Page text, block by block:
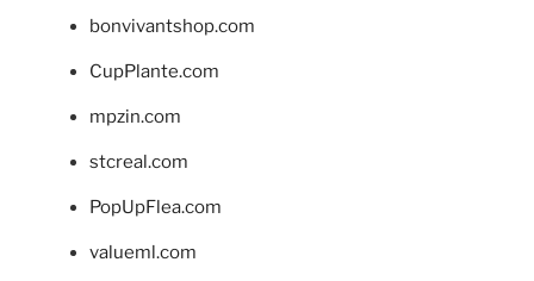
bonvivantshop.com
CupPlante.com
mpzin.com
stcreal.com
PopUpFlea.com
valueml.com